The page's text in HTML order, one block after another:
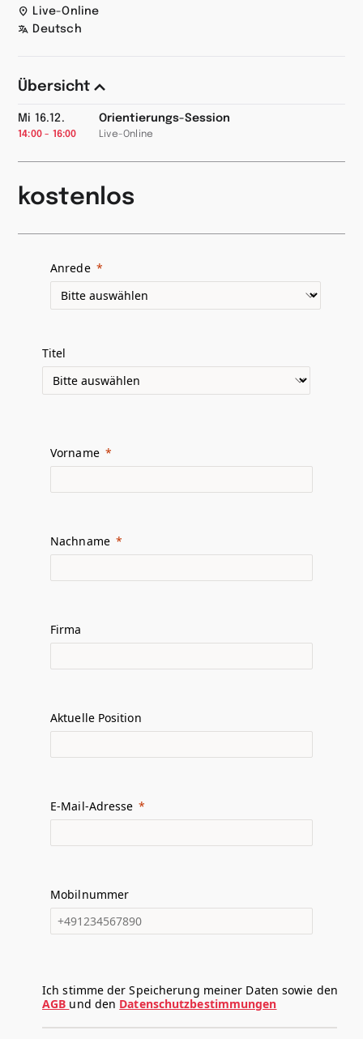
Live-Online
Deutsch
Übersicht
Mi 16.12.
14:00 - 16:00
Orientierungs-Session
Live-Online
kostenlos
Anrede
Titel
Vorname
Nachname
Firma
Aktuelle Position
E-Mail-Adresse
Mobilnummer
Ich stimme der Speicherung meiner Daten sowie den
AGB und den Datenschutzbestimmungen